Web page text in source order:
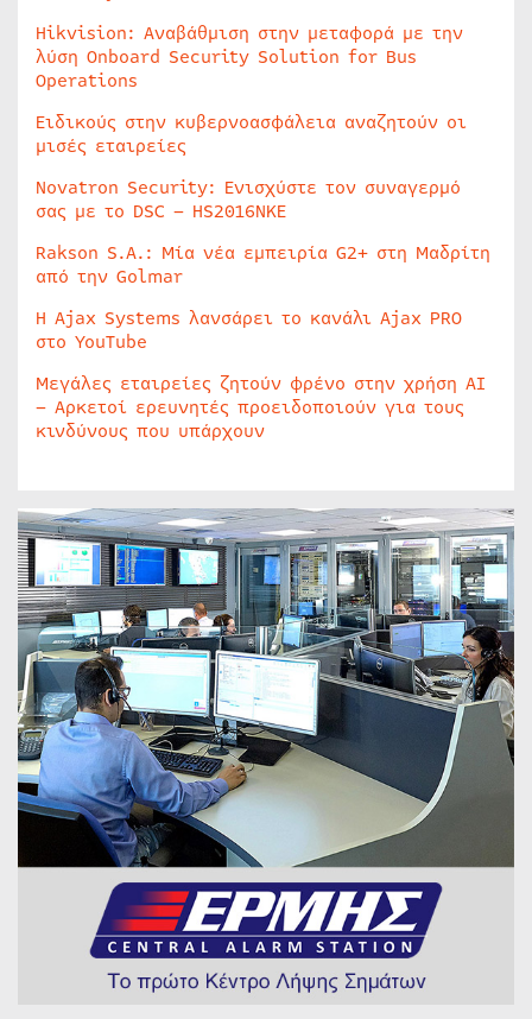
Hikvision: Αναβάθμιση στην μεταφορά με την
λύση Onboard Security Solution for Bus
Operations
Ειδικούς στην κυβερνοασφάλεια αναζητούν οι
μισές εταιρείες
Novatron Security: Ενισχύστε τον συναγερμό
σας με το DSC – HS2016NKE
Rakson S.A.: Μία νέα εμπειρία G2+ στη Μαδρίτη
από την Golmar
Η Ajax Systems λανσάρει το κανάλι Ajax PRO
στο YouTube
Μεγάλες εταιρείες ζητούν φρένο στην χρήση AI
– Αρκετοί ερευνητές προειδοποιούν για τους
κινδύνους που υπάρχουν